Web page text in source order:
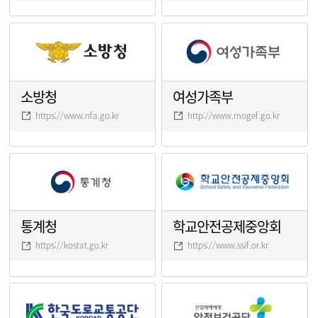
소방청
https://www.nfa.go.kr
여성가족부
http://www.mogef.go.kr
통계청
https://kostat.go.kr
학교안전공제중앙회
https://www.ssif.or.kr